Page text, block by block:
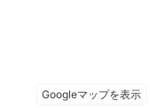
Googleマップを表示